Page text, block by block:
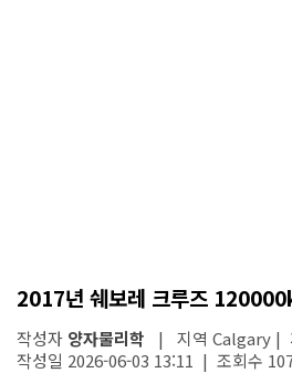
2017년 쉐보레 크루즈
작성자 양자물리학 | 지역 Calgary |
작성일 2026-06-03 13:11 | 조회수